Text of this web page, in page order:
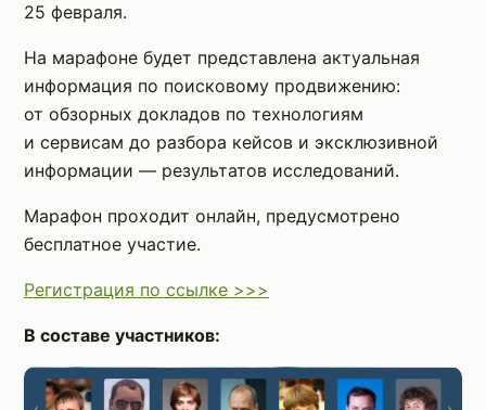
25 февраля.
На марафоне будет представлена актуальная
информация по поисковому продвижению:
от обзорных докладов по технологиям
и сервисам до разбора кейсов и эксклюзивной
информации — результатов исследований.
Марафон проходит онлайн, предусмотрено
бесплатное участие.
Регистрация по ссылке >>>
В составе участников: